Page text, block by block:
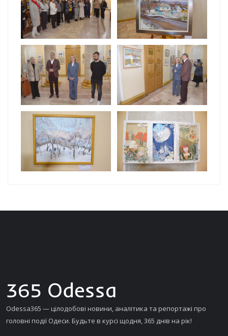
Odessa365 — цілодобові новини, аналітика та репортажі про
головні події Одеси. Будьте в курсі щодня, 365 днів на рік!